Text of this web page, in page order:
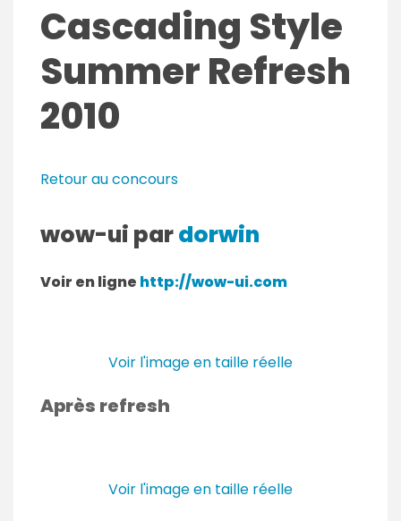
Cascading Style
Summer Refresh
2010
Retour au concours
wow-ui pardorwin
Voir en ligne http://wow-ui.com
Voir l'image en taille réelle
Après refresh
Voir l'image en taille réelle